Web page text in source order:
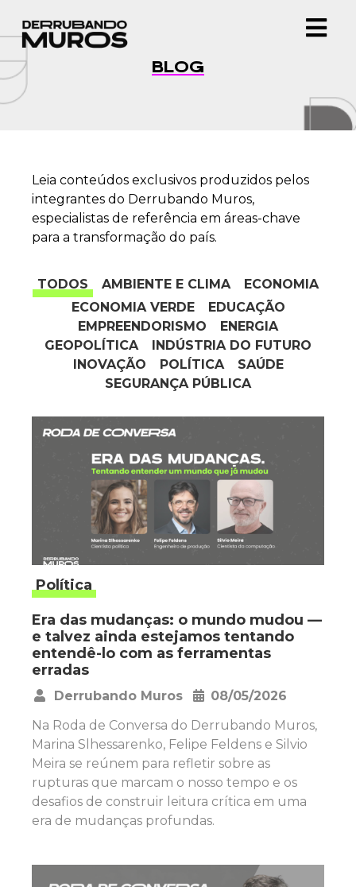
BLOG
Leia conteúdos exclusivos produzidos pelos
integrantes do Derrubando Muros,
especialistas de referência em áreas-chave
para a transformação do país.
TODOS AMBIENTE E CLIMA
ECONOMIA
ECONOMIA VERDE
EDUCAÇÃO
EMPREENDORISMO
ENERGIA
GEOPOLÍTICA
INDÚSTRIA DO FUTURO
INOVAÇÃO
POLÍTICA
SAÚDE
SEGURANÇA PÚBLICA
Política
Era das mudanças: o mundo mudou —
e talvez ainda estejamos tentando
entendê-lo com as ferramentas
erradas
Derrubando Muros
08/05/2026
Na Roda de Conversa do Derrubando Muros,
Marina Slhessarenko, Felipe Feldens e Silvio
Meira se reúnem para refletir sobre as
rupturas que marcam o nosso tempo e os
desafios de construir leitura crítica em uma
era de mudanças profundas.